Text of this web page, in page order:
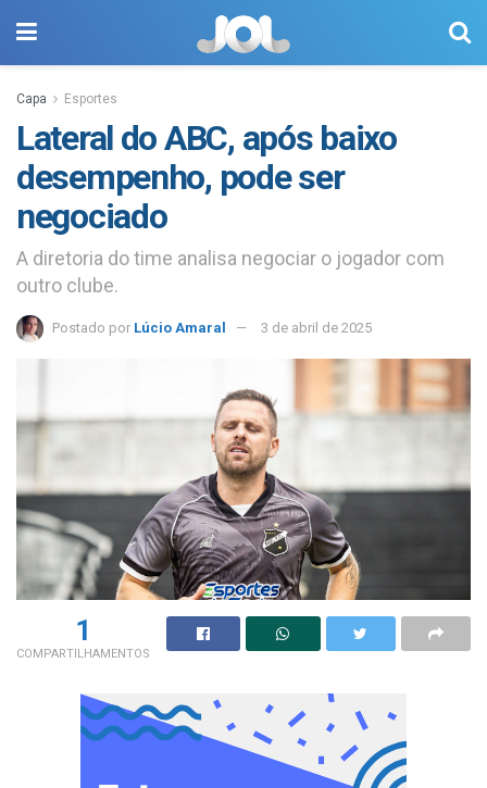
Capa Esportes
Lateral do ABC, após baixo
desempenho, pode ser
negociado
A diretoria do time analisa negociar o jogador com
outro clube.
Postado por Lúcio Amaral 3 de abril de 2025
1
COMPARTILHAMENTOS